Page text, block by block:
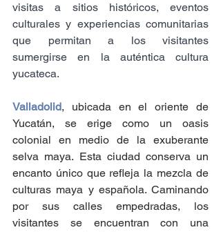
visitas a sitios históricos, eventos
culturales y experiencias comunitarias
que permitan a los visitantes
sumergirse en la auténtica cultura
yucateca.
Valladolid, ubicada en el oriente de
Yucatán, se erige como un oasis
colonial en medio de la exuberante
selva maya. Esta ciudad conserva un
encanto único que refleja la mezcla de
culturas maya y española. Caminando
por sus calles empedradas, los
visitantes se encuentran con una